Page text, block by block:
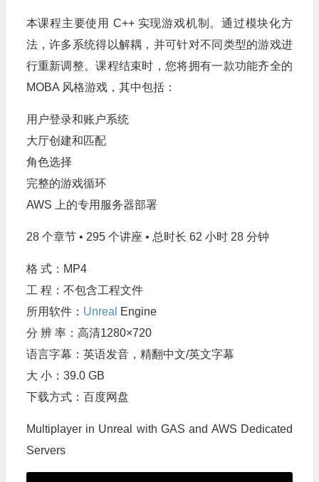
本课程主要使用 C++ 实现游戏机制。通过模块化方
法，许多系统得以解耦，并可针对不同类型的游戏进
行重新调整。课程结束时，您将拥有一款功能齐全的
MOBA 风格游戏，其中包括：
用户登录和账户系统
大厅创建和匹配
角色选择
完整的游戏循环
AWS 上的专用服务器部署
28 个章节 • 295 个讲座 • 总时长 62 小时 28 分钟
格 式：MP4
工 程：不包含工程文件
所用软件： Unreal
Engine
分 辨 率：高清1280×720
语言字幕：英语发音，精翻中文/英文字幕
大 小：39.0 GB
下载方式：百度网盘
Multiplayer in Unreal with GAS and AWS Dedicated
Servers